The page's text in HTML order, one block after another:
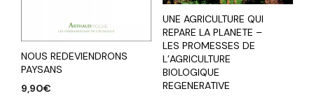
NOUS REDEVIENDRONS
PAYSANS
9,90€
UNE AGRICULTURE QUI
REPARE LA PLANETE –
LES PROMESSES DE
L’AGRICULTURE
BIOLOGIQUE
REGENERATIVE